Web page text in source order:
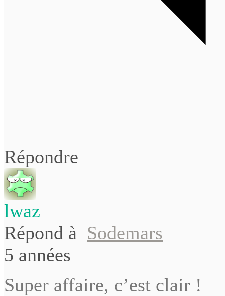
Répondre
lwaz
Répond à Sodemars
5 années
Super affaire, c’est clair !